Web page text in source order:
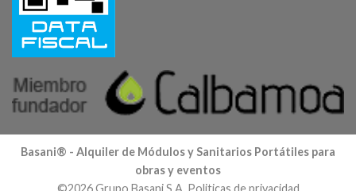
Basani® - Alquiler de Módulos y Sanitarios Portátiles para
obras y eventos
©2026 Grupo Basani S.A. Politicas de privacidad